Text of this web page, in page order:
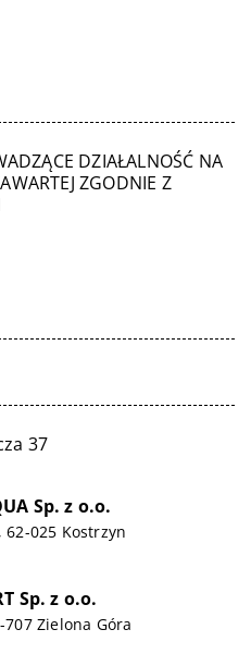
DZIAŁALNOŚĆ NA
ZGODNIE Z
37
Sp. z o.o.
025 Kostrzyn
Sp. z o.o.
Zielona Góra